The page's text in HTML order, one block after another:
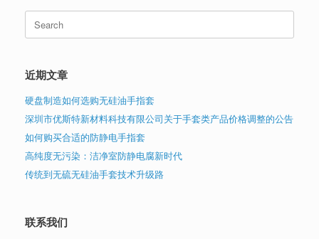
Search
for:
近期文章
硬盘制造如何选购无硅油手指套
深圳市优斯特新材料科技有限公司关于手套类产品价格调整的公告
如何购买合适的防静电手指套
高纯度无污染：洁净室防静电腐新时代
传统到无硫无硅油手套技术升级路
联系我们